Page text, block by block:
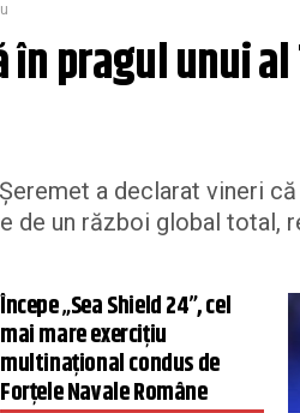
în pragul unui
a declarat vineri
de un război global total,
Începe „Sea Shield 24”, cel
mai mare exercițiu
multinațional condus de
Forțele Navale Române